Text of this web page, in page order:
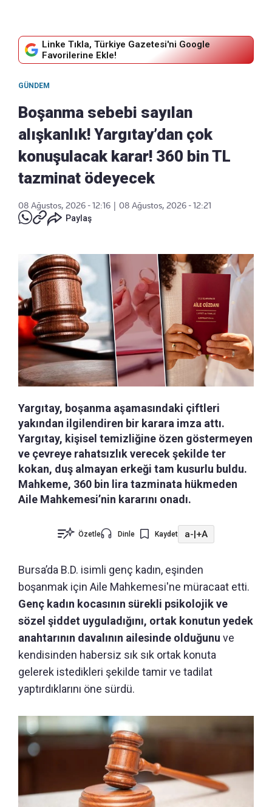
Linke Tıkla, Türkiye Gazetesi'ni Google
Favorilerine Ekle!
GÜNDEM
Boşanma sebebi sayılan
alışkanlık! Yargıtay’dan çok
konuşulacak karar! 360 bin TL
tazminat ödeyecek
08 Ağustos, 2026 - 12:16
08 Ağustos, 2026 - 12:21
Paylaş
Yargıtay, boşanma aşamasındaki çiftleri
yakından ilgilendiren bir karara imza attı.
Yargıtay, kişisel temizliğine özen göstermeyen
ve çevreye rahatsızlık verecek şekilde ter
kokan, duş almayan erkeği tam kusurlu buldu.
Mahkeme, 360 bin lira tazminata hükmeden
Aile Mahkemesi’nin kararını onadı.
Özetle Dinle Kaydet a-|+A
Bursa’da B.D. isimli genç kadın, eşinden
boşanmak için Aile Mahkemesi'ne müracaat etti.
Genç kadın kocasının sürekli psikolojik ve
sözel şiddet uyguladığını, ortak konutun yedek
anahtarının davalının ailesinde olduğunu ve
kendisinden habersiz sık sık ortak konuta
gelerek istedikleri şekilde tamir ve tadilat
yaptırdıklarını öne sürdü.